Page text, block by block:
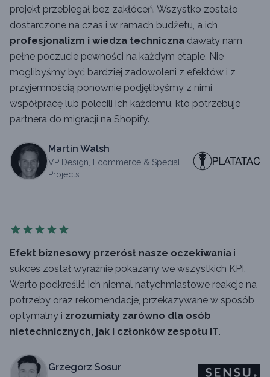
projekt przebiegał bez zakłóceń. Wszystko zostało
dostarczone na czas i w ramach budżetu, a ich
profesjonalizm i wiedza techniczna dawały nam
pełne poczucie pewności na każdym etapie. Nie
moglibyśmy być bardziej zadowoleni z efektów i z
przyjemnością ponownie podjęlibyśmy z nimi
współpracę lub polecili ich każdemu, kto potrzebuje
partnera do migracji na Shopify.
Martin Walsh
VP Design, Ecommerce & Special
Projects
Efekt biznesowy przerósł nasze oczekiwania i
sukces został wyraźnie pokazany we wszystkich KPI.
Warto podkreślić ich niemal natychmiastowe reakcje na
potrzeby oraz rekomendacje, przekazywane w sposób
optymalny i zrozumiały zarówno dla osób
nietechnicznych, jak i członków zespołu IT.
Grzegorz Sosur